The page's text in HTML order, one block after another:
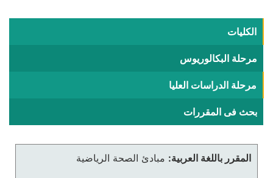
الكليات
مرحلة البكالوريوس
مرحلة الدراسات العليا
بحث فى المقررات
المقرر باللغة العربية: مبادئ الصحة الرياضية